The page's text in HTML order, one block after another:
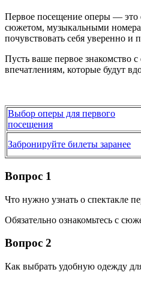
Первое посещение оперы — это
сюжетом, музыкальными
почувствовать себя уверенно и
Пусть ваше первое знакомство
впечатлениям, которые будут
Выбор оперы для первого
посещения
Забронируйте билеты заранее
Вопрос 1
Что нужно узнать о спектакле
Обязательно ознакомьтесь с
Вопрос 2
Как выбрать удобную одежду